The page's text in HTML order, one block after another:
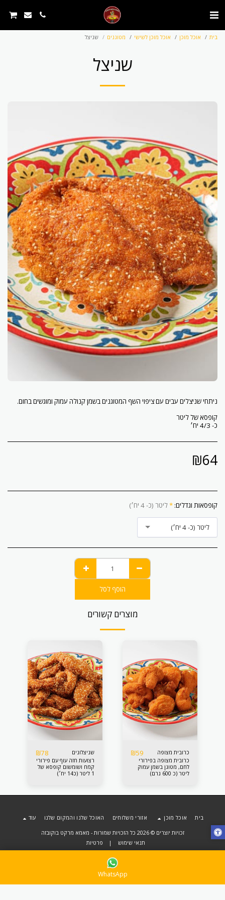
בית אוכל מוכן אוכל מוכן לשישי מטוגנים שניצל
שניצל
כ- 4/3 יח׳
₪64
קופסאות וגדלים: *ליטר (כ- 4 יח׳)
ליטר (כ- 4 יח׳)
הוסף לסל
מוצרים קשורים
כרובית מצופה ₪59
כרובית מצופה בפירורי
לחם, מטוגן בשמן עמוק
ליטר (כ 600 גרם)
שניצלונים ₪78
רצועות חזה עוף עם פירורי
קמח ושומשום קופסא של
1 ליטר (כ14 יח׳)
בית אוכל מוכן אזורי משלוחים האוכל שלנו והמקום שלנו עוד
זכויות יוצרים © 2026 כל הזכויות שמורות -
מאמא מרקט בוקובזה
תנאי שימוש | פרטיות
WhatsApp